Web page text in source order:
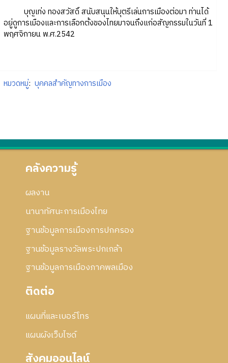
บุญเท่ง ทองสวัสดิ์ สนับสนุนให้บุตรีเล่นการเมืองต่อมา ท่านได้
อยู่ดูการเมืองและการเลือกตั้งของไทยมาจนถึงแก่อสัญกรรมในวันที่ 1
พฤศจิกายน พ.ศ.2542
หมวดหมู่: บุคคลสำคัญทางการเมือง
คลังความรู้
ผลงาน
นานาทัศนะการเมืองไทย
ฐานข้อมูลการเมืองการปกครอง
ฐานข้อมูลรางวัลพระปกเกล้า
ฐานข้อมูลการเมืองภาคพลเมือง
ติดต่อ
แผนที่และเบอร์โทร
แผนผังเว็บไซด์
สังคมออนไลน์